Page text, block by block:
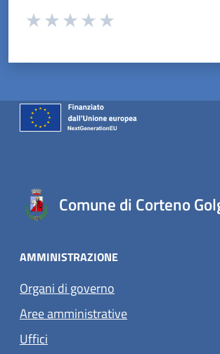
Valuta da 1 a 5 stelle la pagina
Comune di Corteno
AMMINISTRAZIONE
Organi di governo
Aree amministrative
Uffici